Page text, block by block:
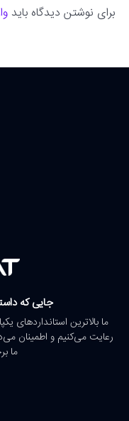
برای نوشتن دیدگاه باید
جایی که
ما بالاترین استانداردهای
رعایت می‌کنیم و اطمینان
ما